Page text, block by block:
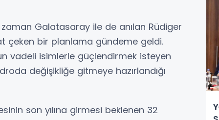
Galatasaray ile de anılan Rüdiger
çeken bir planlama gündeme geldi.
vadeli isimlerle güçlendirmek isteyen
değişikliğe gitmeye hazırlandığı
son yılına girmesi beklenen 32